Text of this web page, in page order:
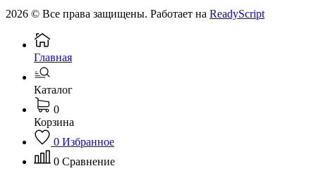
2026 © Все права защищены. Работает на ReadyScript
Главная
Каталог
0
Корзина
0 Избранное
0 Сравнение